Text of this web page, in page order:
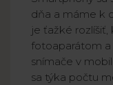
dňa a máme k
je ťažké rozlíšiť,
fotoaparátom
snímače v
sa týka počtu